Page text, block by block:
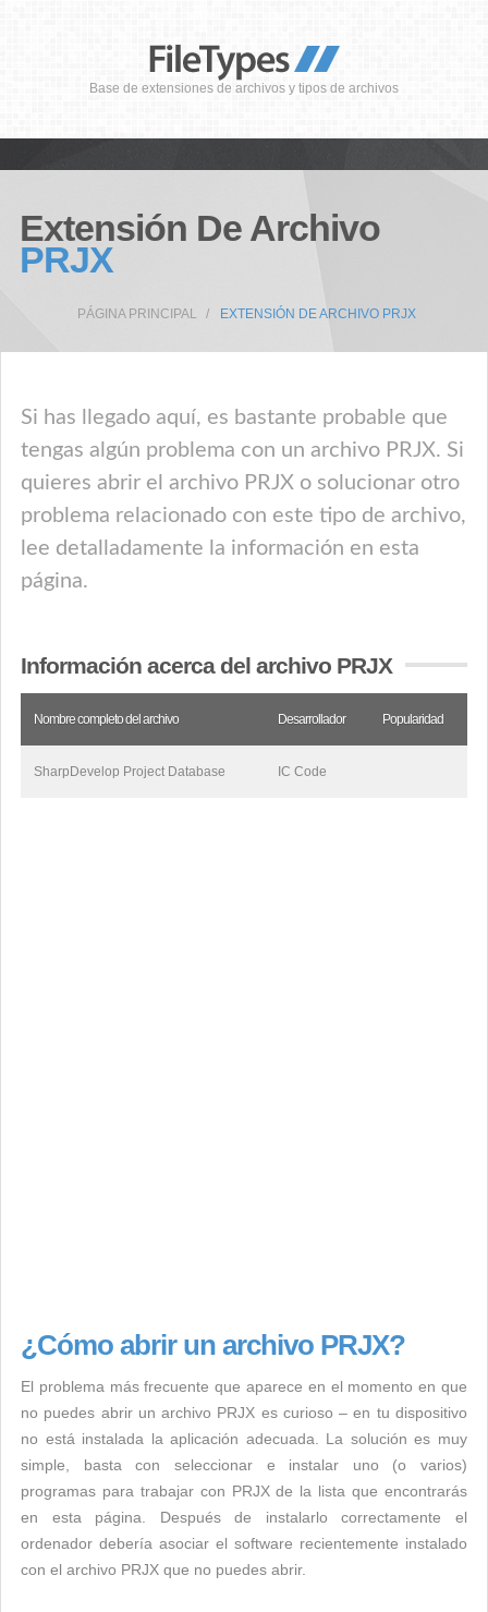
Base de extensiones de archivos y tipos de archivos
Extensión De Archivo
PRJX
PÁGINA PRINCIPAL EXTENSIÓN DE ARCHIVO PRJX
Si has llegado aquí, es bastante probable que
tengas algún problema con un archivo PRJX. Si
quieres abrir el archivo PRJX o solucionar otro
problema relacionado con este tipo de archivo,
lee detalladamente la información en esta
página.
Información acerca del archivo PRJX
Nombre completo del archivo Desarrollador Popularidad
SharpDevelop Project Database IC Code
¿Cómo abrir un archivo PRJX?
El problema más frecuente que aparece en el momento en que
no puedes abrir un archivo PRJX es curioso – en tu dispositivo
no está instalada la aplicación adecuada. La solución es muy
simple, basta con seleccionar e instalar uno (o varios)
programas para trabajar con PRJX de la lista que encontrarás
en esta página. Después de instalarlo correctamente el
ordenador debería asociar el software recientemente instalado
con el archivo PRJX que no puedes abrir.